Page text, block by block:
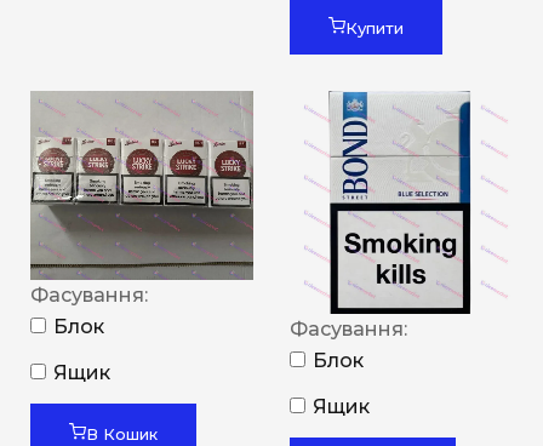
Купити
Фасування:
Блок
Ящик
В Кошик
Фасування:
Блок
Ящик